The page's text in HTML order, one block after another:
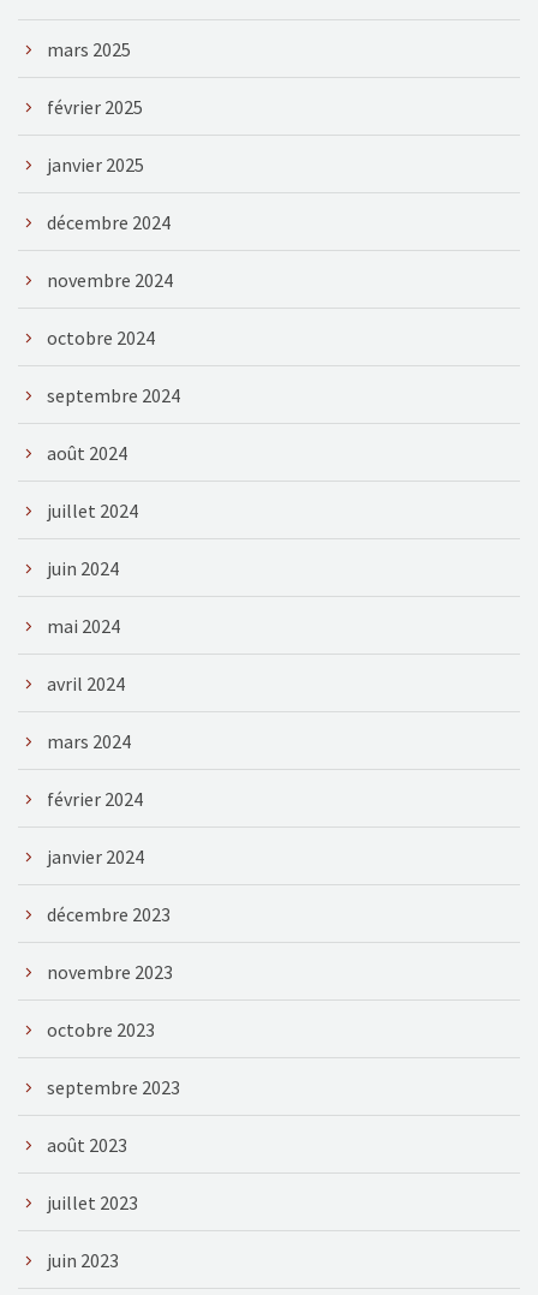
mars 2025
février 2025
janvier 2025
décembre 2024
novembre 2024
octobre 2024
septembre 2024
août 2024
juillet 2024
juin 2024
mai 2024
avril 2024
mars 2024
février 2024
janvier 2024
décembre 2023
novembre 2023
octobre 2023
septembre 2023
août 2023
juillet 2023
juin 2023